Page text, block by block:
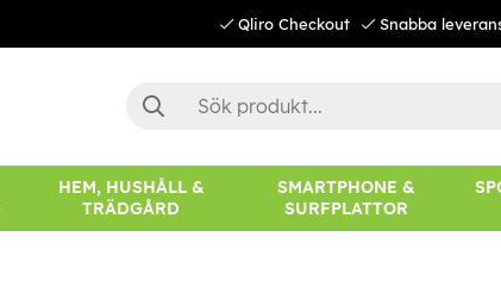
Qliro Checkout Snabba
HEM, HUSHÅLL &
TRÄDGÅRD
SMARTPHONE &
SURFPLATTOR